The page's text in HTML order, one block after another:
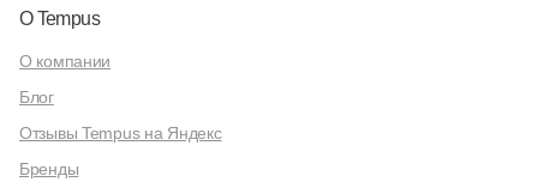
О Tempus
О компании
Блог
Отзывы Tempus на Яндекс
Бренды